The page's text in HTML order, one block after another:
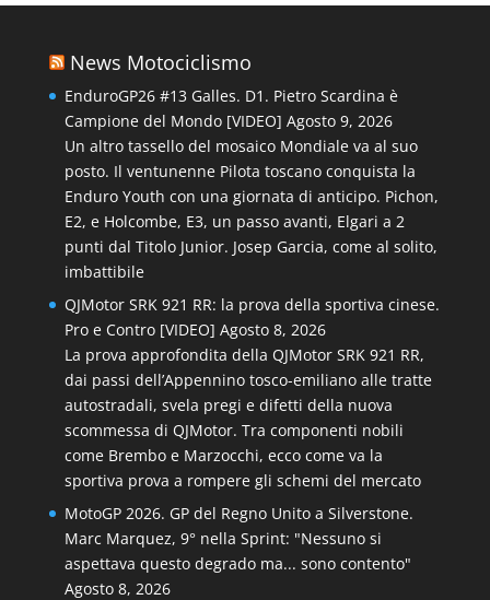
News Motociclismo
EnduroGP26 #13 Galles. D1. Pietro Scardina è
Campione del Mondo [VIDEO] Agosto 9, 2026
Un altro tassello del mosaico Mondiale va al suo
posto. Il ventunenne Pilota toscano conquista la
Enduro Youth con una giornata di anticipo. Pichon,
E2, e Holcombe, E3, un passo avanti, Elgari a 2
punti dal Titolo Junior. Josep Garcia, come al solito,
imbattibile
QJMotor SRK 921 RR: la prova della sportiva cinese.
Pro e Contro [VIDEO] Agosto 8, 2026
La prova approfondita della QJMotor SRK 921 RR,
dai passi dell’Appennino tosco-emiliano alle tratte
autostradali, svela pregi e difetti della nuova
scommessa di QJMotor. Tra componenti nobili
come Brembo e Marzocchi, ecco come va la
sportiva prova a rompere gli schemi del mercato
MotoGP 2026. GP del Regno Unito a Silverstone.
Marc Marquez, 9° nella Sprint: "Nessuno si
aspettava questo degrado ma... sono contento"
Agosto 8, 2026